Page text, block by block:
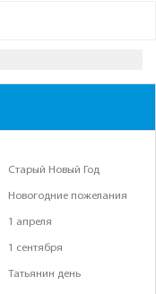
Старый Новый Год
Новогодние пожелания
1 апреля
1 сентября
Татьянин день